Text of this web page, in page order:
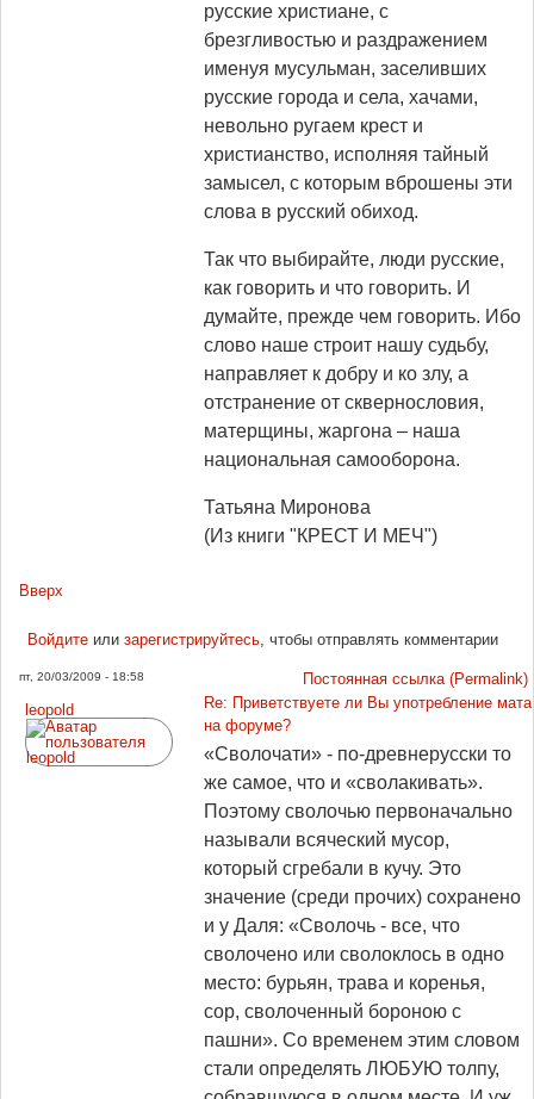
русские христиане, с
брезгливостью и раздражением
именуя мусульман, заселивших
русские города и села, хачами,
невольно ругаем крест и
христианство, исполняя тайный
замысел, с которым вброшены эти
слова в русский обиход.
Так что выбирайте, люди русские,
как говорить и что говорить. И
думайте, прежде чем говорить. Ибо
слово наше строит нашу судьбу,
направляет к добру и ко злу, а
отстранение от сквернословия,
матерщины, жаргона – наша
национальная самооборона.
Татьяна Миронова
(Из книги "КРЕСТ И МЕЧ")
Вверх
Войдитеили зарегистрируйтесь, чтобы отправлять комментарии
пт, 20/03/2009 - 18:58
Постоянная ссылка (Permalink)
leopold
Re: Приветствуете ли Вы употребление мата
на форуме?
«Сволочати» - по-древнерусски то
же самое, что и «сволакивать».
Поэтому сволочью первоначально
называли всяческий мусор,
который сгребали в кучу. Это
значение (среди прочих) сохранено
и у Даля: «Сволочь - все, что
сволочено или сволоклось в одно
место: бурьян, трава и коренья,
сор, сволоченный бороною с
пашни». Со временем этим словом
стали определять ЛЮБУЮ толпу,